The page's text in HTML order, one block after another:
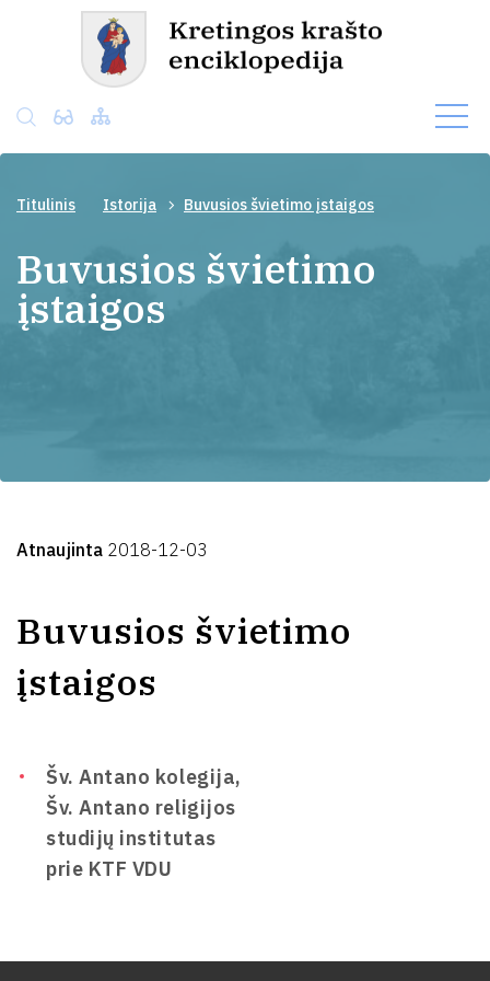
Titulinis Istorija Buvusios švietimo įstaigos
Buvusios švietimo
įstaigos
Atnaujinta 2018-12-03
Buvusios švietimo
įstaigos
Šv. Antano kolegija,
Šv. Antano religijos
studijų institutas
prie KTF VDU